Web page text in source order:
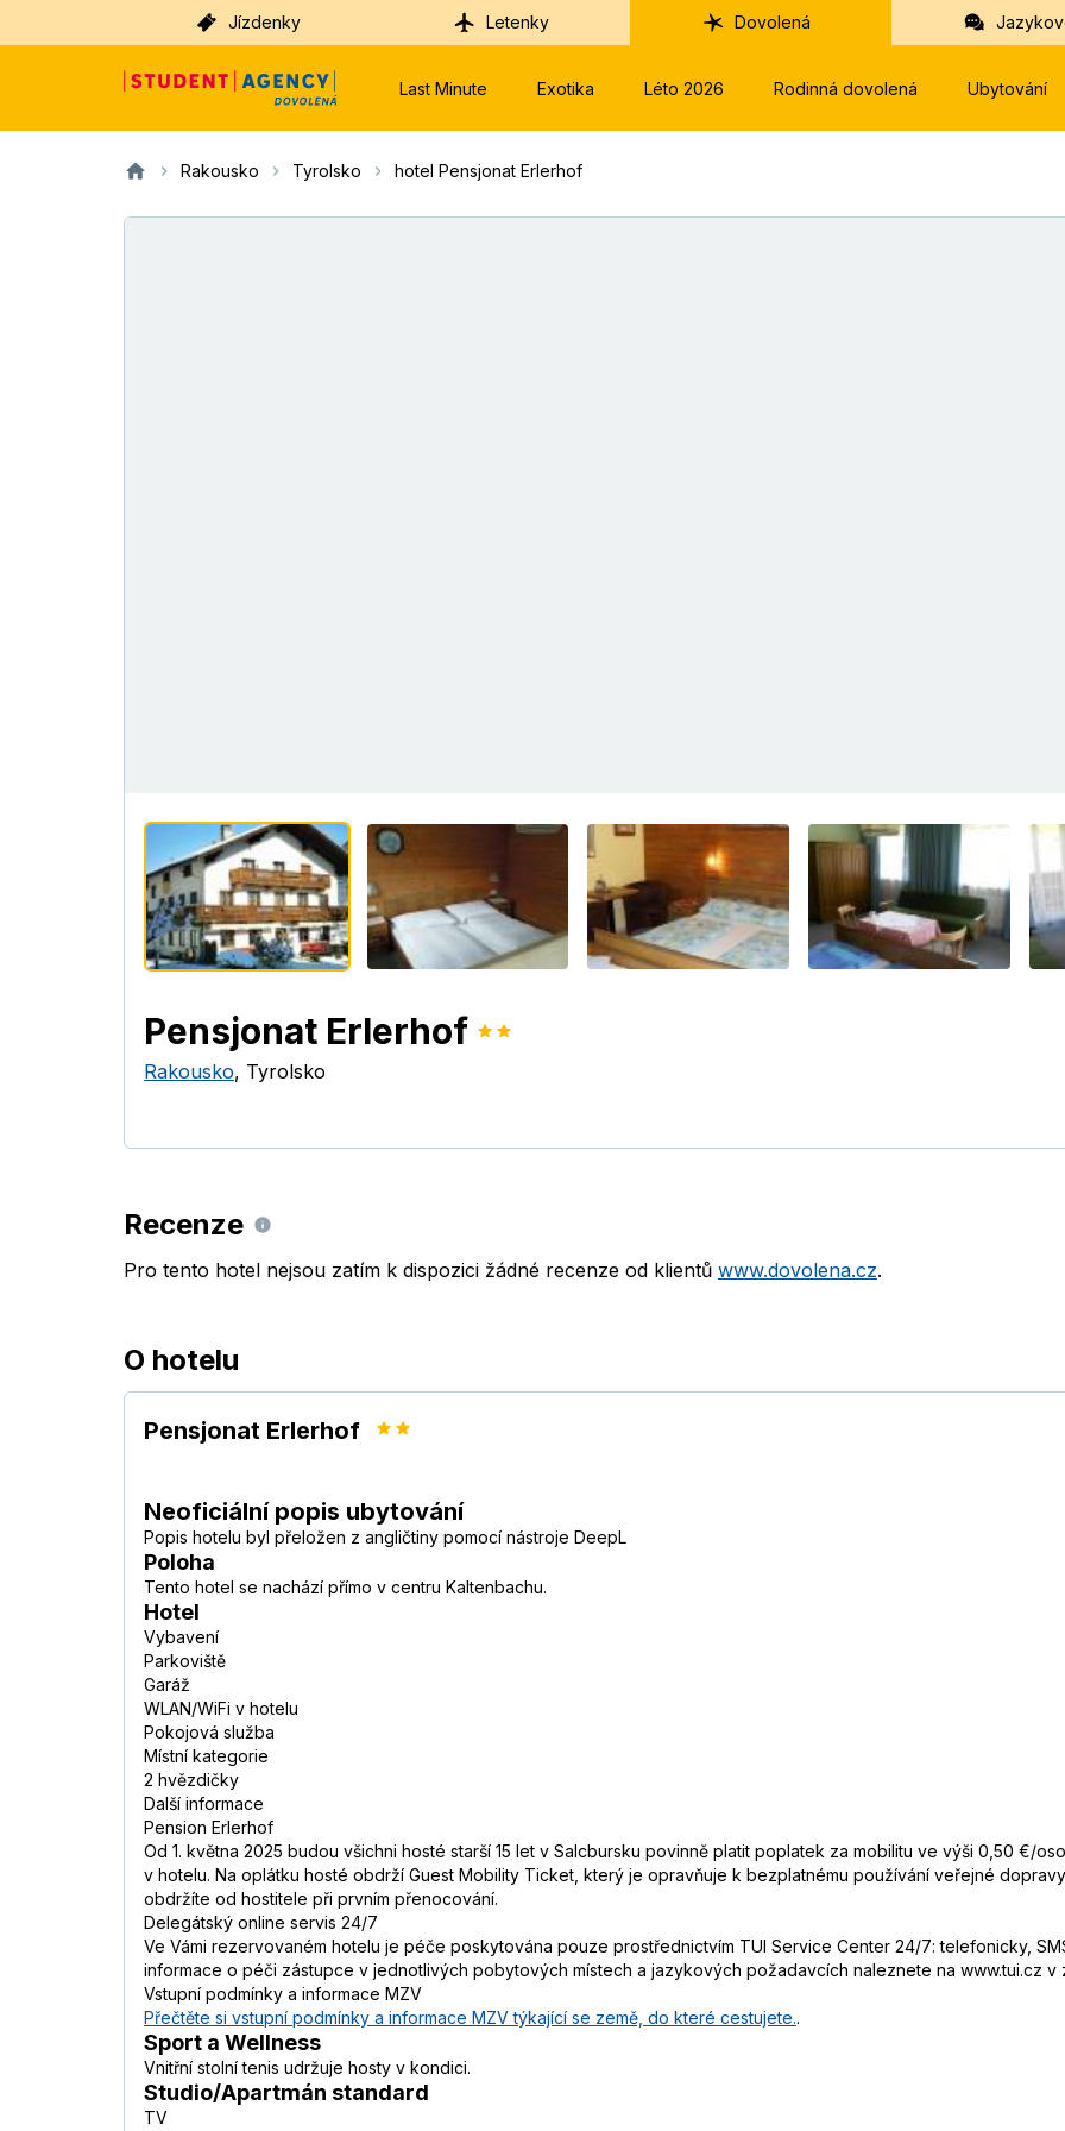
Jízdenky Letenky Dovolená
Last Minute Exotika Léto 2026 Rodinná dovolená Ubytování
Rakousko Tyrolsko hotel Pensjonat Erlerhof
Pensjonat Erlerhof
Rakousko, Tyrolsko
Recenze
Pro tento hotel nejsou zatím k dispozici žádné recenze od klientů www.dovolena.cz.
O hotelu
Pensjonat Erlerhof
Neoficiální popis ubytování
Popis hotelu byl přeložen z angličtiny pomocí nástroje DeepL
Poloha
Tento hotel se nachází přímo v centru Kaltenbachu.
Hotel
Vybavení
Parkoviště
Garáž
WLAN/WiFi v hotelu
Pokojová služba
Místní kategorie
2 hvězdičky
Další informace
Pension Erlerhof
Od 1. května 2025 budou všichni hosté starší 15 let v Salcbursku povinně platit poplatek za mobilitu ve výši 0,50 €/
v hotelu. Na oplátku hosté obdrží Guest Mobility Ticket, který je opravňuje k bezplatnému používání veřejné
obdržíte od hostitele při prvním přenocování.
Delegátský online servis 24/7
Ve Vámi rezervovaném hotelu je péče poskytována pouze prostřednictvím TUI Service Center 24/7: telefonicky,
informace o péči zástupce v jednotlivých pobytových místech a jazykových požadavcích naleznete na www.tui.cz
Vstupní podmínky a informace MZV
Přečtěte si vstupní podmínky a informace MZV týkající se země, do které cestujete..
Sport a Wellness
Vnitřní stolní tenis udržuje hosty v kondici.
Studio/Apartmán standard
TV